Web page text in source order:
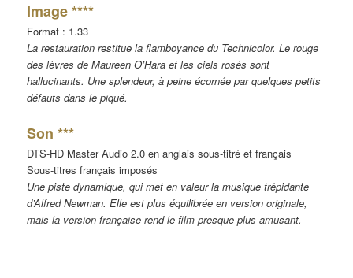
Image ****
Format : 1.33
La restauration restitue la flamboyance du Technicolor. Le rouge
des lèvres de Maureen O’Hara et les ciels rosés sont
hallucinants. Une splendeur, à peine écornée par quelques petits
défauts dans le piqué.
Son ***
DTS-HD Master Audio 2.0 en anglais sous-titré et français
Sous-titres français imposés
Une piste dynamique, qui met en valeur la musique trépidante
d’Alfred Newman. Elle est plus équilibrée en version originale,
mais la version française rend le film presque plus amusant.